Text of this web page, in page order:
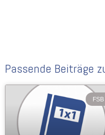
Passende Beiträge
FSB